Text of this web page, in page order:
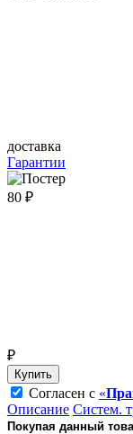
доставка
Гарантии
80 ₽
₽
Купить
Согласен с «
Описание Систем.
Покупая данный